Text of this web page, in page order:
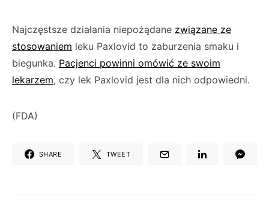
Najczęstsze działania niepożądane związane ze
stosowaniem leku Paxlovid to zaburzenia smaku i
biegunka. Pacjenci powinni omówić ze swoim
lekarzem, czy lek Paxlovid jest dla nich odpowiedni.
(FDA)
SHARE TWEET